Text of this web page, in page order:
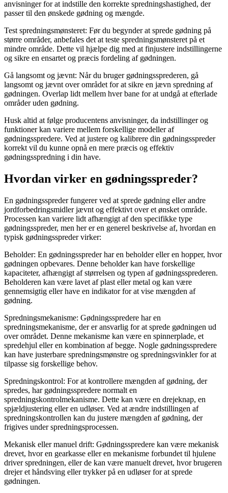
anvisninger for at indstille den korrekte spredningshastighed, der
passer til den ønskede gødning og mængde.
Test spredningsmønsteret: Før du begynder at sprede gødning på
større områder, anbefales det at teste spredningsmønsteret på et
mindre område. Dette vil hjælpe dig med at finjustere indstillingerne
og sikre en ensartet og præcis fordeling af gødningen.
Gå langsomt og jævnt: Når du bruger gødningssprederen, gå
langsomt og jævnt over området for at sikre en jævn spredning af
gødningen. Overlap lidt mellem hver bane for at undgå at efterlade
områder uden gødning.
Husk altid at følge producentens anvisninger, da indstillinger og
funktioner kan variere mellem forskellige modeller af
gødningsspredere. Ved at justere og kalibrere din gødningsspreder
korrekt vil du kunne opnå en mere præcis og effektiv
gødningsspredning i din have.
Hvordan virker en gødningsspreder?
En gødningsspreder fungerer ved at sprede gødning eller andre
jordforbedringsmidler jævnt og effektivt over et ønsket område.
Processen kan variere lidt afhængigt af den specifikke type
gødningsspreder, men her er en generel beskrivelse af, hvordan en
typisk gødningsspreder virker:
Beholder: En gødningsspreder har en beholder eller en hopper, hvor
gødningen opbevares. Denne beholder kan have forskellige
kapaciteter, afhængigt af størrelsen og typen af gødningssprederen.
Beholderen kan være lavet af plast eller metal og kan være
gennemsigtig eller have en indikator for at vise mængden af
gødning.
Spredningsmekanisme: Gødningsspredere har en
spredningsmekanisme, der er ansvarlig for at sprede gødningen ud
over området. Denne mekanisme kan være en spinnerplade, et
spredehjul eller en kombination af begge. Nogle gødningsspredere
kan have justerbare spredningsmønstre og spredningsvinkler for at
tilpasse sig forskellige behov.
Spredningskontrol: For at kontrollere mængden af gødning, der
spredes, har gødningsspredere normalt en
spredningskontrolmekanisme. Dette kan være en drejeknap, en
spjældjustering eller en udløser. Ved at ændre indstillingen af
spredningskontrollen kan du justere mængden af gødning, der
frigives under spredningsprocessen.
Mekanisk eller manuel drift: Gødningsspredere kan være mekanisk
drevet, hvor en gearkasse eller en mekanisme forbundet til hjulene
driver spredningen, eller de kan være manuelt drevet, hvor brugeren
drejer et håndsving eller trykker på en udløser for at sprede
gødningen.